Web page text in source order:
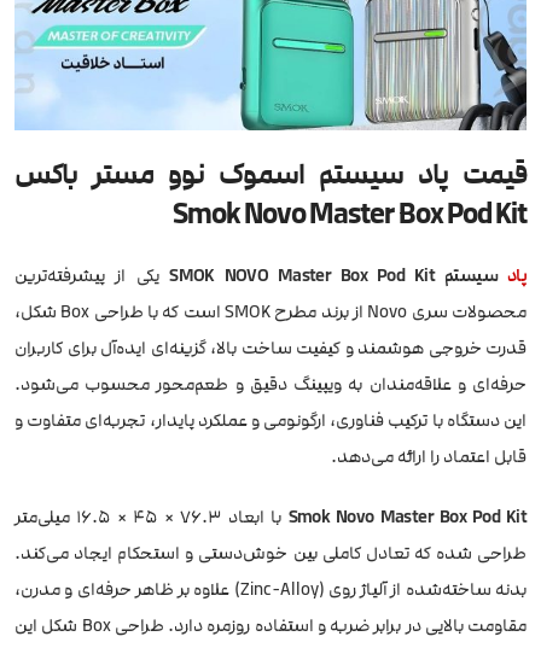
قیمت پاد سیستم اسموک نوو مستر باکس
Smok Novo Master Box Pod Kit
پاد سیستم SMOK NOVO Master Box Pod Kit
یکی از پیشرفته‌ترین
محصولات سری Novo از برند مطرح SMOK است که با طراحی Box شکل،
قدرت خروجی هوشمند و کیفیت ساخت بالا، گزینه‌ای ایده‌آل برای کاربران
حرفه‌ای و علاقه‌مندان به ویپینگ دقیق و طعم‌محور محسوب می‌شود.
این دستگاه با ترکیب فناوری، ارگونومی و عملکرد پایدار، تجربه‌ای متفاوت و
قابل اعتماد را ارائه می‌دهد.
Smok Novo Master Box Pod Kit
با ابعاد 76.3 × 45 × 16.5 میلی‌متر
طراحی شده که تعادل کاملی بین خوش‌دستی و استحکام ایجاد می‌کند.
بدنه ساخته‌شده از آلیاژ روی (Zinc-Alloy) علاوه بر ظاهر حرفه‌ای و مدرن،
مقاومت بالایی در برابر ضربه و استفاده روزمره دارد. طراحی Box شکل این